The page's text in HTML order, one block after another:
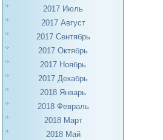
2017 Июль
2017 Август
2017 Сентябрь
2017 Октябрь
2017 Ноябрь
2017 Декабрь
2018 Январь
2018 Февраль
2018 Март
2018 Май